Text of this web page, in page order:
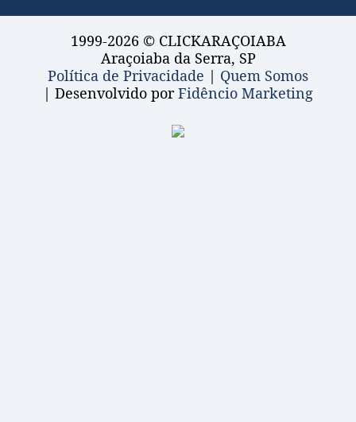
1999-2026 © CLICKARAÇOIABA
Araçoiaba da Serra, SP
Política de Privacidade | Quem Somos
| Desenvolvido porFidêncio Marketing